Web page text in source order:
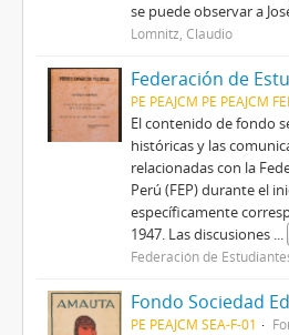
se puede observar a
Lomnitz, Claudio
PE PEAJCM PE PEAJCM
El contenido de fondo
históricas y las
relacionadas con la
Perú (FEP) durante el
específicamente
1947. Las discusiones ...
Federación de
Fondo Sociedad
PE PEAJCM SEA-F-01